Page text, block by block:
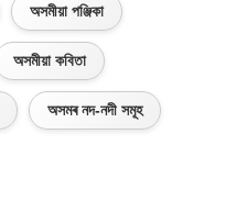
অসমীয়া পঞ্জিকা
অসমীয়া কবিতা
অসমৰ নদ-নদী সমূহ